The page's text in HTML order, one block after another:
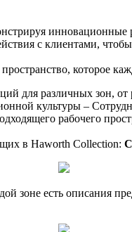
с клиентами,
которое
для различных зон,
культуры –
рабочего
в Haworth Collection:
зоне есть описания